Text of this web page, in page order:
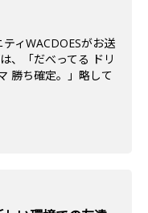
ィWACDOESがお送
、「だべってる ドリ
勝ち確定。」略して